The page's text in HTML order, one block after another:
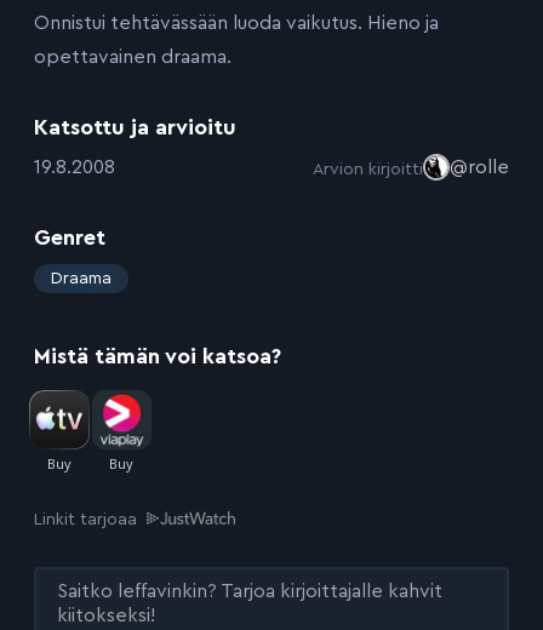
Onnistui tehtävässään luoda vaikutus. Hieno ja
opettavainen draama.
Katsottu ja arvioitu
:19.8.2008 Arvion kirjoitti @rolle
Genret
: Draama
Mistä tämän voi katsoa?
Linkit tarjoaa
Saitko leffavinkin? Tarjoa kirjoittajalle kahvit
kiitokseksi!